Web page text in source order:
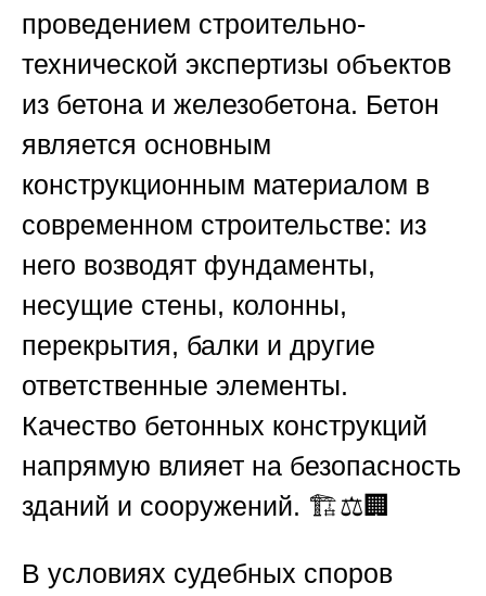
проведением строительно-
технической экспертизы объектов
из бетона и железобетона. Бетон
является основным
конструкционным материалом в
современном строительстве: из
него возводят фундаменты,
несущие стены, колонны,
перекрытия, балки и другие
ответственные элементы.
Качество бетонных конструкций
напрямую влияет на безопасность
зданий и сооружений. 🏗️⚖️🏢
В условиях судебных споров